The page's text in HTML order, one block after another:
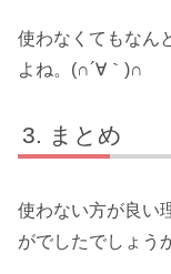
使わなくてもなん
よね。(∩´∀｀)∩
まとめ
使わない方が良い
がでしたでしょう